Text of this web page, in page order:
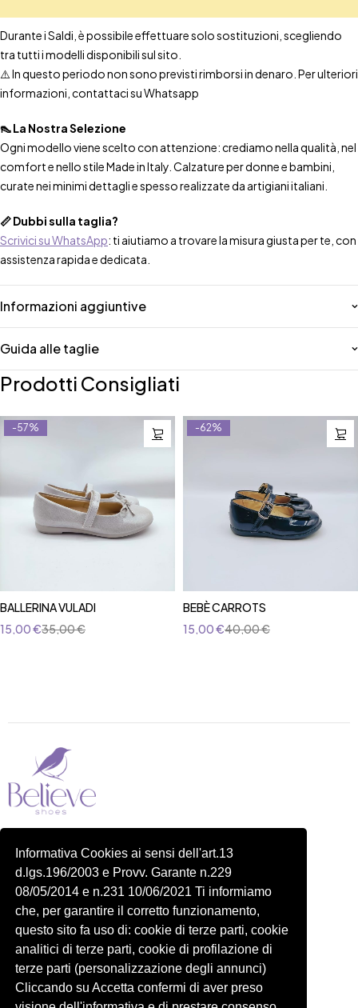
Informativa Cookies ai sensi dell'art.13
d.lgs.196/2003 e Provv. Garante n.229
08/05/2014 e n.231 10/06/2021 Ti informiamo
che, per garantire il corretto funzionamento,
questo sito fa uso di: cookie di terze parti, cookie
analitici di terze parti, cookie di profilazione di
terze parti (personalizzazione degli annunci)
Cliccando su Accetta confermi di aver preso
Durante i Saldi, è possibile effettuare solo sostituzioni, scegliendo
tra tutti i modelli disponibili sul sito.
⚠️ In questo periodo non sono previsti rimborsi in denaro. Per ulteriori
informazioni, contattaci su Whatsapp
👠 La Nostra Selezione
Ogni modello viene scelto con attenzione: crediamo nella qualità, nel
comfort e nello stile Made in Italy. Calzature per donne e bambini,
curate nei minimi dettagli e spesso realizzate da artigiani italiani.
📏 Dubbi sulla taglia?
Scrivici su WhatsApp: ti aiutiamo a trovare la misura giusta per te, con
assistenza rapida e dedicata.
Informazioni aggiuntive
Guida alle taglie
Prodotti Consigliati
-57%
BALLERINA VULADI
35,00€
15,00€
-62%
BEBÈ CARROTS
40,00€
15,00€
P.IVA 14822091006
N.REA: RM-1548401
C.SOCIALE: €10,00
334 918 4321
Shop
Donna
Account
Carrello
Profilo